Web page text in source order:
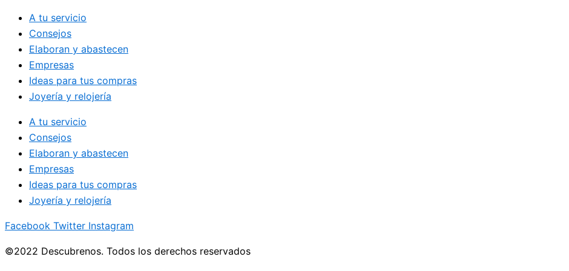
A tu servicio
Consejos
Elaboran y abastecen
Empresas
Ideas para tus compras
Joyería y relojería
A tu servicio
Consejos
Elaboran y abastecen
Empresas
Ideas para tus compras
Joyería y relojería
Facebook Twitter Instagram
©2022 Descubrenos. Todos los derechos reservados